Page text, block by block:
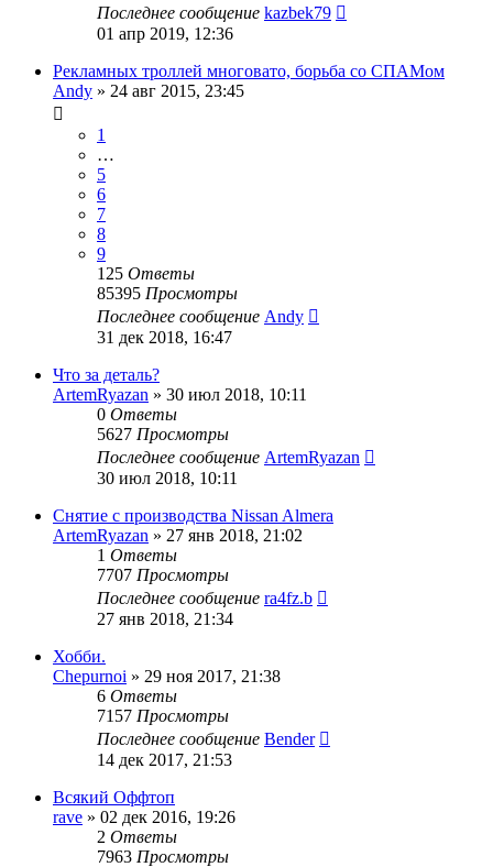
Последнее сообщение kazbek79
01 апр 2019, 12:36
Рекламных троллей многовато, борьба со СПАМом
Andy » 24 авг 2015, 23:45
1
…
5
6
7
8
9
125 Ответы
85395 Просмотры
Последнее сообщение Andy
31 дек 2018, 16:47
Что за деталь?
ArtemRyazan » 30 июл 2018, 10:11
0 Ответы
5627 Просмотры
Последнее сообщение ArtemRyazan
30 июл 2018, 10:11
Снятие с производства Nissan Almera
ArtemRyazan » 27 янв 2018, 21:02
1 Ответы
7707 Просмотры
Последнее сообщение ra4fz.b
27 янв 2018, 21:34
Хобби.
Chepurnoi » 29 ноя 2017, 21:38
6 Ответы
7157 Просмотры
Последнее сообщение Bender
14 дек 2017, 21:53
Всякий Оффтоп
rave » 02 дек 2016, 19:26
2 Ответы
7963 Просмотры